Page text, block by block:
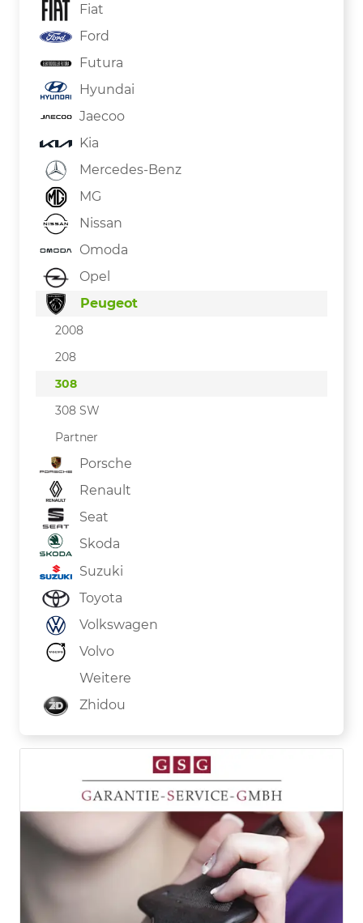
Fiat
Ford
Futura
Hyundai
Jaecoo
Kia
Mercedes-Benz
MG
Nissan
Omoda
Opel
Peugeot
2008
208
308
308 SW
Partner
Porsche
Renault
Seat
Skoda
Suzuki
Toyota
Volkswagen
Volvo
Weitere
Zhidou